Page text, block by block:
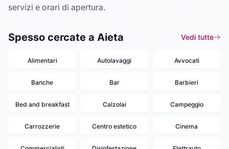
servizi e orari di apertura.
Spesso cercate a Aieta Vedi tutte
Alimentari Autolavaggi Avvocati
Banche Bar Barbieri
Bed and breakfast Calzolai Campeggio
Carrozzerie Centro estetico Cinema